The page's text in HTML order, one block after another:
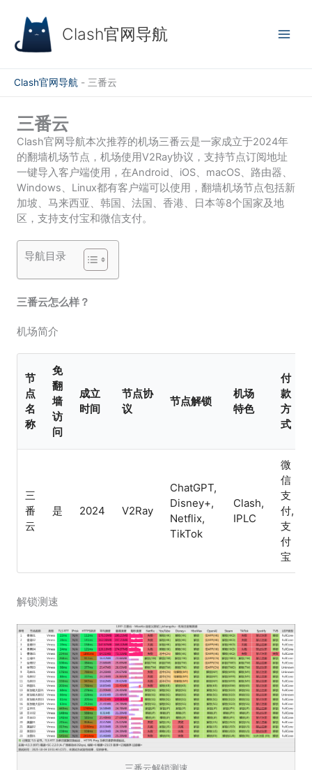
Clash官网导航
Clash官网导航 - 三番云
三番云
Clash官网导航本次推荐的机场三番云是一家成立于2024年
的翻墙机场节点，机场使用V2Ray协议，支持节点订阅地址
一键导入客户端使用，在Android、iOS、macOS、路由器、
Windows、Linux都有客户端可以使用，翻墙机场节点包括新
加坡、马来西亚、韩国、法国、香港、日本等8个国家及地
区，支持支付宝和微信支付。
导航目录
三番云怎么样？
机场简介
节
点
名
称
免
翻
墙
访
问
成立
时间
节点协
议
节点解锁
机场
特色
付
款
方
式
三
番
云
是 2024 V2Ray
ChatGPT,
Disney+,
Netflix,
TikTok
Clash,
IPLC
微
信
支
付,
支
付
宝
解锁测速